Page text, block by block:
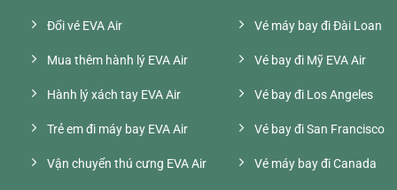
Đổi vé EVA Air
Mua thêm hành lý EVA Air
Hành lý xách tay EVA Air
Trẻ em đi máy bay EVA Air
Vận chuyển thú cưng EVA Air
Vé máy bay đi Đài Loan
Vé bay đi Mỹ EVA Air
Vé bay đi Los Angeles
Vé bay đi San Francisco
Vé máy bay đi Canada